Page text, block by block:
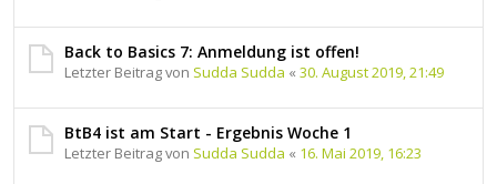
Back to Basics 7: Anmeldung ist offen!
Letzter Beitrag von Sudda Sudda « 30. August 2019, 21:49
BtB4 ist am Start - Ergebnis Woche 1
Letzter Beitrag von Sudda Sudda « 16. Mai 2019, 16:23